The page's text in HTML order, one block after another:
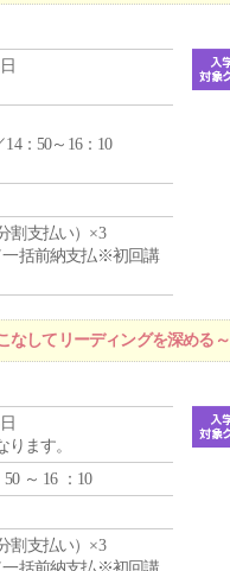
14：50～16：10
割支払い）×3
一括前納支払※初回講
してリーディングを深める～
ます。
50 ～ 16 ：10
割支払い）×3